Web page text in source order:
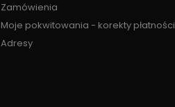
Zamówienia
Moje pokwitowania - korekty płatności
Adresy